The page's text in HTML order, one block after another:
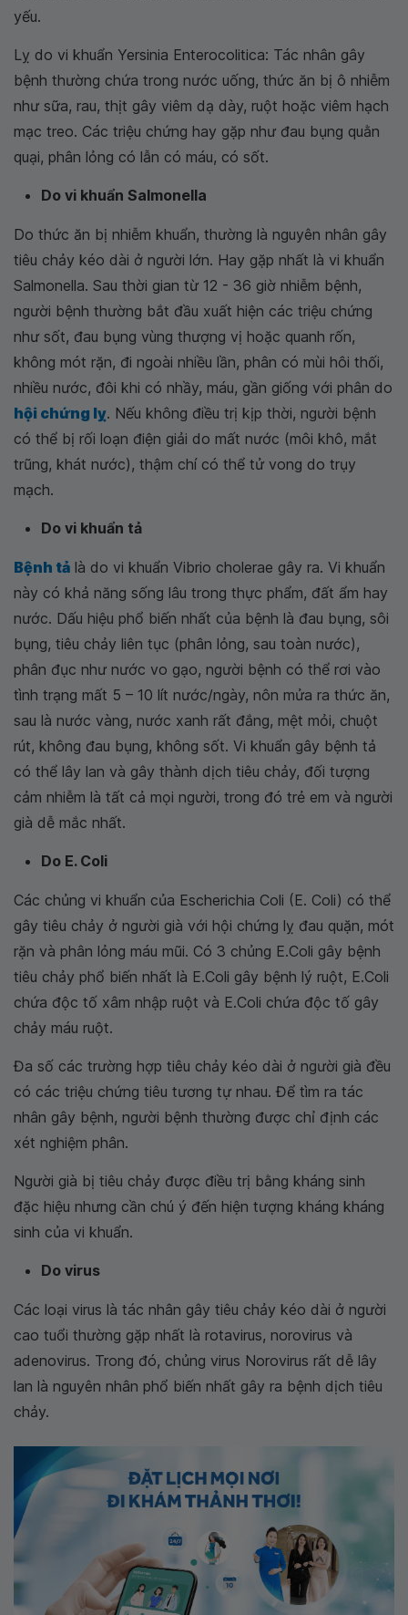
yếu.
Lỵ do vi khuẩn Yersinia Enterocolitica: Tác nhân gây
bệnh thường chứa trong nước uống, thức ăn bị ô nhiễm
như sữa, rau, thịt gây viêm dạ dày, ruột hoặc viêm hạch
mạc treo. Các triệu chứng hay gặp như đau bụng quằn
quại, phân lỏng có lẫn có máu, có sốt.
Do vi khuẩn Salmonella
Do thức ăn bị nhiễm khuẩn, thường là nguyên nhân gây
tiêu chảy kéo dài ở người lớn. Hay gặp nhất là vi khuẩn
Salmonella. Sau thời gian từ 12 - 36 giờ nhiễm bệnh,
người bệnh thường bắt đầu xuất hiện các triệu chứng
như sốt, đau bụng vùng thượng vị hoặc quanh rốn,
không mót rặn, đi ngoài nhiều lần, phân có mùi hôi thối,
nhiều nước, đôi khi có nhầy, máu, gần giống với phân do
hội chứng lỵ. Nếu không điều trị kịp thời, người bệnh
có thể bị rối loạn điện giải do mất nước (môi khô, mắt
trũng, khát nước), thậm chí có thể tử vong do trụy
mạch.
Do vi khuẩn tả
Bệnh tả là do vi khuẩn Vibrio cholerae gây ra. Vi khuẩn
này có khả năng sống lâu trong thực phẩm, đất ẩm hay
nước. Dấu hiệu phổ biến nhất của bệnh là đau bụng, sôi
bụng, tiêu chảy liên tục (phân lỏng, sau toàn nước),
phân đục như nước vo gạo, người bệnh có thể rơi vào
tình trạng mất 5 – 10 lít nước/ngày, nôn mửa ra thức ăn,
sau là nước vàng, nước xanh rất đắng, mệt mỏi, chuột
rút, không đau bụng, không sốt. Vi khuẩn gây bệnh tả
có thể lây lan và gây thành dịch tiêu chảy, đối tượng
cảm nhiễm là tất cả mọi người, trong đó trẻ em và người
già dễ mắc nhất.
Do E. Coli
Các chủng vi khuẩn của Escherichia Coli (E. Coli) có thể
gây tiêu chảy ở người già với hội chứng lỵ đau quặn, mót
rặn và phân lỏng máu mũi. Có 3 chủng E.Coli gây bệnh
tiêu chảy phổ biến nhất là E.Coli gây bệnh lý ruột, E.Coli
chứa độc tố xâm nhập ruột và E.Coli chứa độc tố gây
chảy máu ruột.
Đa số các trường hợp tiêu chảy kéo dài ở người già đều
có các triệu chứng tiêu tương tự nhau. Để tìm ra tác
nhân gây bệnh, người bệnh thường được chỉ định các
xét nghiệm phân.
Người già bị tiêu chảy được điều trị bằng kháng sinh
đặc hiệu nhưng cần chú ý đến hiện tượng kháng kháng
sinh của vi khuẩn.
Do virus
Các loại virus là tác nhân gây tiêu chảy kéo dài ở người
cao tuổi thường gặp nhất là rotavirus, norovirus và
adenovirus. Trong đó, chủng virus Norovirus rất dễ lây
lan là nguyên nhân phổ biến nhất gây ra bệnh dịch tiêu
chảy.